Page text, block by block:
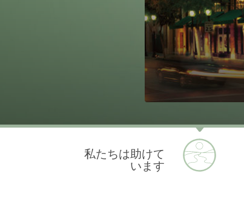
私たちは助けて
います